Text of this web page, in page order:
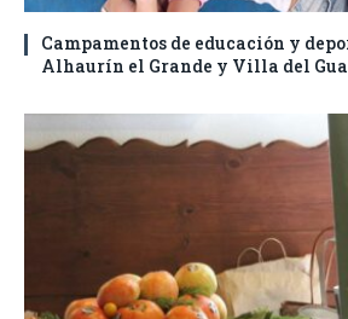
Campamentos de educación y
Alhaurín el Grande y Villa del